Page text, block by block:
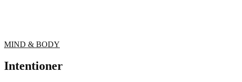
MIND & BODY
Intentioner